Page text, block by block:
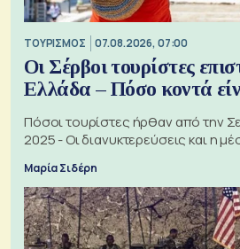
ΤΟΥΡΙΣΜΟΣ 07.08.2026, 07:00
Οι Σέρβοι τουρίστες
Ελλάδα – Πόσο κοντά
Πόσοι τουρίστες ήρθαν από την
2025 - Οι διανυκτερεύσεις και η
Μαρία Σιδέρη